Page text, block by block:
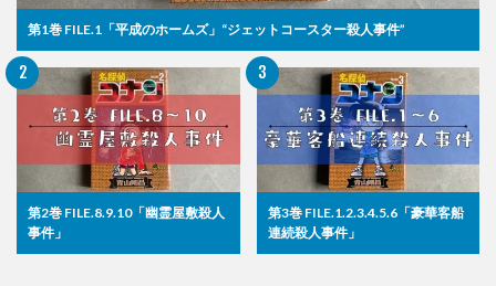
第1巻 FILE.1「平成のホームズ」“ジェットコースター殺人事件”
第2巻 FILE.8.9.10「幽霊屋敷殺人
事件」
第3巻 FILE.1.2.3.4.5.6「豪華客船
連続殺人事件」